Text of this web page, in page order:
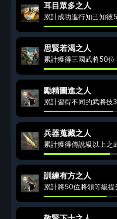
耳目眾多之人
累計成功進行知己知彼
思賢若渴之人
累計獲得三國武將50位
勵精圖進之人
累計習得不同的武將技
兵器蒐藏之人
累計獲得傳說級以上之
訓練有方之人
累計將50位將領等級提